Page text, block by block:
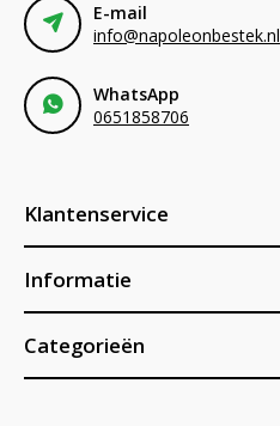
E-mail
info@napoleonbestek.nl
WhatsApp
0651858706
Klantenservice
Informatie
Categorieën